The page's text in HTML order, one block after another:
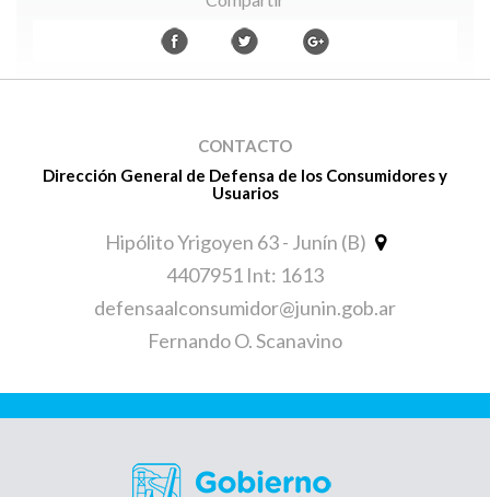
CONTACTO
Dirección General de Defensa de los Consumidores y
Usuarios
Hipólito Yrigoyen 63 - Junín (B)
4407951 Int: 1613
defensaalconsumidor@junin.gob.ar
Fernando O. Scanavino